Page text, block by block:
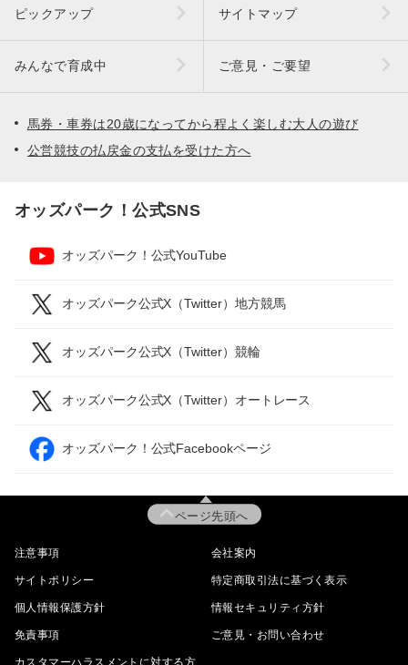
ピックアップ サイトマップ
みんなで育成中 ご意見・ご要望
馬券・車券は20歳になってから程よく楽しむ大人の遊び
公営競技の払戻金の支払を受けた方へ
オッズパーク！公式SNS
オッズパーク！公式YouTube
オッズパーク公式X（Twitter）地方競馬
オッズパーク公式X（Twitter）競輪
オッズパーク公式X（Twitter）オートレース
オッズパーク！公式Facebookページ
ページ先頭へ
注意事項 会社案内
サイトポリシー 特定商取引法に基づく表示
個人情報保護方針 情報セキュリティ方針
免責事項 ご意見・お問い合わせ
カスタマーハラスメントに対する方